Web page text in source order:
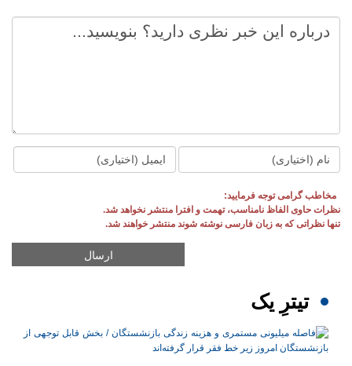
مخاطب گرامی توجه فرمایید:
نظرات حاوی الفاظ نامناسب، تهمت و افترا منتشر نخواهد شد.
تنها نظراتی که به زبان فارسی نوشته شوند منتشر خواهند شد.
تیترِ یک